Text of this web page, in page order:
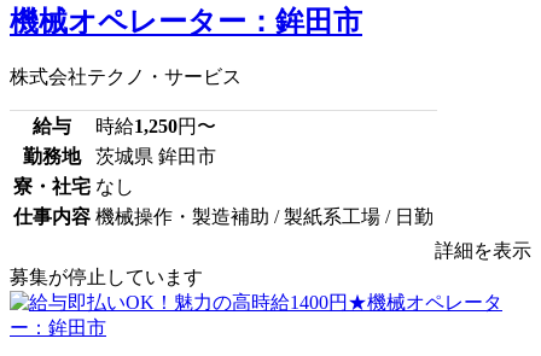
機械オペレーター：鉾田市
株式会社テクノ・サービス
給与 時給1,250円〜
勤務地
茨城県 鉾田市
寮・社宅 なし
仕事内容 機械操作・製造補助 / 製紙系工場 / 日勤
詳細を表示
募集が停止しています